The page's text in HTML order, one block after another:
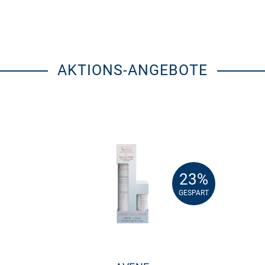
AKTIONS-ANGEBOTE
23%
GESPART
23%
GESPART